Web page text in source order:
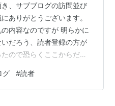
、サブブログの訪問並び
ありがとうございます。
内容なのですが 明らかに
だろう、読者登録の方が
ので恐らくここからだろ
ログボタンを押すとパソ
ズラ出ている 縦一列のブ
グ #読者